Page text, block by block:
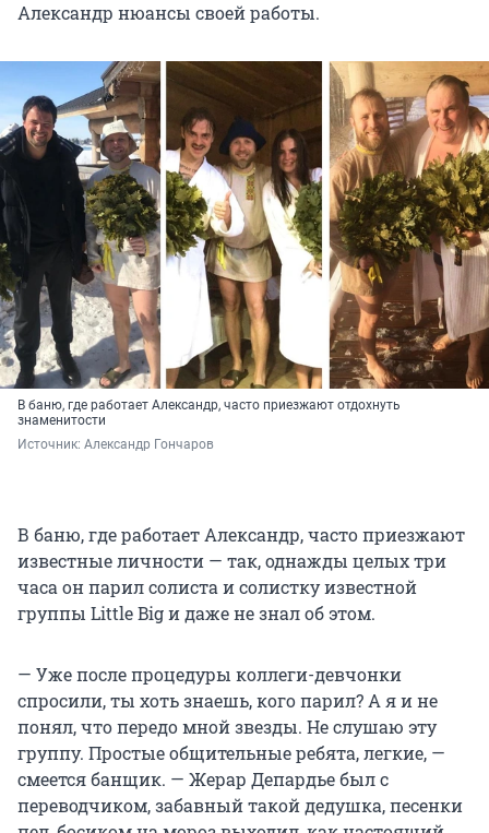
Александр нюансы своей работы.
В баню, где работает Александр, часто приезжают отдохнуть
знаменитости
Источник: Александр Гончаров
В баню, где работает Александр, часто приезжают
известные личности — так, однажды целых три
часа он парил солиста и солистку известной
группы Little Big и даже не знал об этом.
— Уже после процедуры коллеги-девчонки
спросили, ты хоть знаешь, кого парил? А я и не
понял, что передо мной звезды. Не слушаю эту
группу. Простые общительные ребята, легкие, —
смеется банщик. — Жерар Депардье был с
переводчиком, забавный такой дедушка, песенки